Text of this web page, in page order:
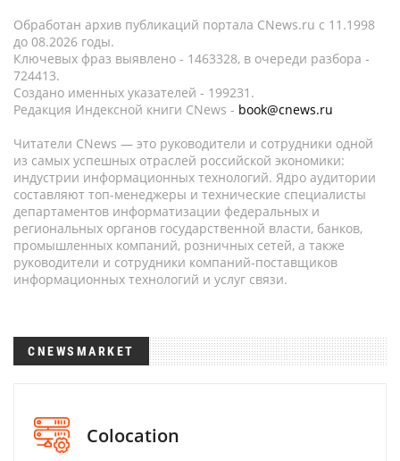
Обработан архив публикаций портала CNews.ru c 11.1998
до 08.2026 годы.
Ключевых фраз выявлено - 1463328, в очереди разбора -
724413.
Создано именных указателей - 199231.
Редакция Индексной книги CNews - book@cnews.ru
Читатели CNews — это руководители и сотрудники одной
из самых успешных отраслей российской экономики:
индустрии информационных технологий. Ядро аудитории
составляют топ-менеджеры и технические специалисты
департаментов информатизации федеральных и
региональных органов государственной власти, банков,
промышленных компаний, розничных сетей, а также
руководители и сотрудники компаний-поставщиков
информационных технологий и услуг связи.
CNEWSMARKET
Colocation